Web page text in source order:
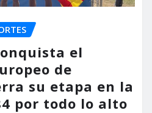
el
de
su etapa en la
por todo lo alto